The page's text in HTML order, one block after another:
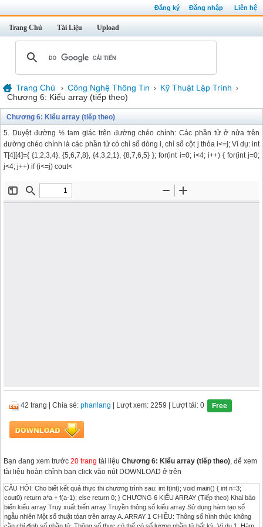
Đăng ký Đăng nhập Liên hệ
Trang Chủ Tài Liệu Upload
Trang Chủ › Công Nghệ Thông Tin › Kỹ Thuật Lập Trình ›
Chương 6: Kiểu array (tiếp theo)
Chương 6: Kiểu array (tiếp theo)
5. Duyệt đường ½ tam giác trên đường chéo chính: Các phần tử ở nửa trên
đường chéo chính là các phần tử có chỉ số dòng i, chỉ số cột j thỏa i<=j; Ví dụ: int
T[4][4]={ {1,2,3,4}, {5,6,7,8}, {4,3,2,1}, {8,7,6,5} }; for(int i=0; i<4; i++) { for(int j=0;
j<4; j++) if (i<=j) cout<
42 trang Chia sẻ: phanlang | Lượt xem: 2259 | Lượt tải: 0 Free
Bạn đang xem trước 20 trang tài liệu Chương 6: Kiểu array (tiếp theo), để xem
tài liệu hoàn chỉnh bạn click vào nút DOWNLOAD ở trên
CÂU HỎI: Cho biết kết quả thực thi chương trình sau: int f(int); void main() { int n=3;
cout0) return a*a + f(a-1); else return 0; } CHƯƠNG 6 KIỂU ARRAY (Tiếp theo) Khai báo
biến kiểu array Truy xuất biến array Truyền thông số kiểu array Sử dụng hàm tạo số
ngẫu nhiên Một số thuật tóan trên array A. ARRAY 1 CHIỀU: Thông số hình thức không